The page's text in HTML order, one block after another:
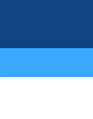
TOP